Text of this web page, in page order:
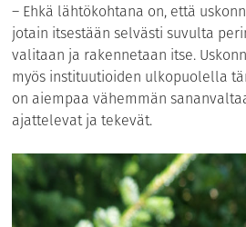
– Ehkä lähtökohtana on, että
jotain itsestään selvästi suvulta
valitaan ja rakennetaan itse.
myös instituutioiden ulkopuolella
on aiempaa vähemmän
ajattelevat ja tekevät.